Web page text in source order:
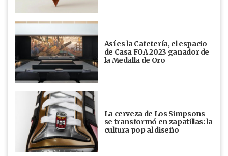
Así es la Cafetería, el espacio
de Casa FOA 2023 ganador de
la Medalla de Oro
La cerveza de Los Simpsons
se transformó en zapatillas: la
cultura pop al diseño